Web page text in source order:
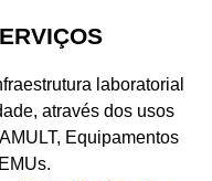
laboratorial
através dos usos
Equipamentos